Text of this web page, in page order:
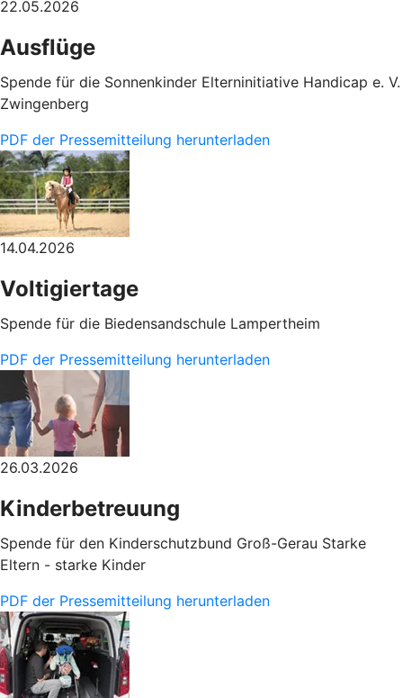
22.05.2026
Ausflüge
Spende für die Sonnenkinder Elterninitiative Handicap e. V.
Zwingenberg
PDF der Pressemitteilung herunterladen
14.04.2026
Voltigiertage
Spende für die Biedensandschule Lampertheim
PDF der Pressemitteilung herunterladen
26.03.2026
Kinderbetreuung
Spende für den Kinderschutzbund Groß-Gerau Starke
Eltern - starke Kinder
PDF der Pressemitteilung herunterladen